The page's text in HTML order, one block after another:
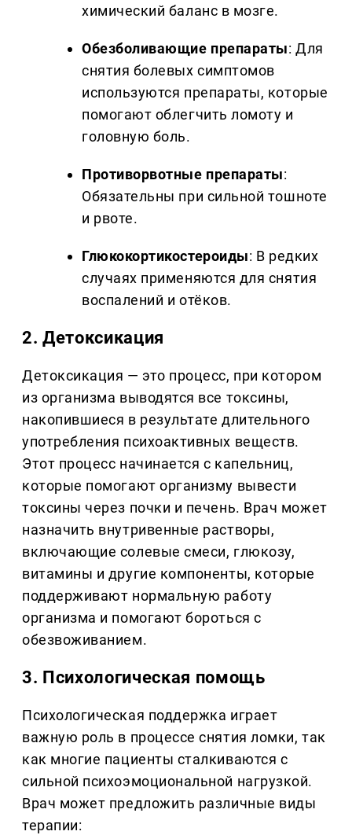
химический баланс в мозге.
Обезболивающие препараты: Для
снятия болевых симптомов
используются препараты, которые
помогают облегчить ломоту и
головную боль.
Противорвотные препараты:
Обязательны при сильной тошноте
и рвоте.
Глюкокортикостероиды: В редких
случаях применяются для снятия
воспалений и отёков.
2. Детоксикация
Детоксикация — это процесс, при котором
из организма выводятся все токсины,
накопившиеся в результате длительного
употребления психоактивных веществ.
Этот процесс начинается с капельниц,
которые помогают организму вывести
токсины через почки и печень. Врач может
назначить внутривенные растворы,
включающие солевые смеси, глюкозу,
витамины и другие компоненты, которые
поддерживают нормальную работу
организма и помогают бороться с
обезвоживанием.
3. Психологическая помощь
Психологическая поддержка играет
важную роль в процессе снятия ломки, так
как многие пациенты сталкиваются с
сильной психоэмоциональной нагрузкой.
Врач может предложить различные виды
терапии: